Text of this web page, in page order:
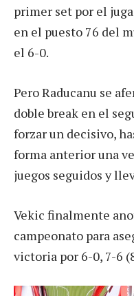
primer set por el
en el puesto 76 del
el 6-0.
Pero Raducanu se
doble break en el
forzar un decisivo,
forma anterior una
juegos seguidos y
Vekic finalmente
campeonato para
victoria por 6-0, 7-6